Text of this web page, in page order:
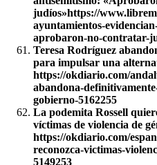
judíos»https://
ayuntamientos-
aprobaron-no-contratar-
Teresa Rodríguez
para impulsar una
https://okdiario.com/
abandona-
gobierno-5162255
La podemita Rossell
víctimas de violencia de
https://okdiario.com/
reconozca-victimas-
5149253